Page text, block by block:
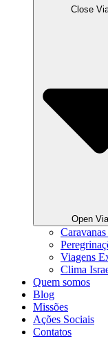
Close
Open
Viagens
Clima
Quem somos
Blog
Missões
Ações Sociais
Contatos